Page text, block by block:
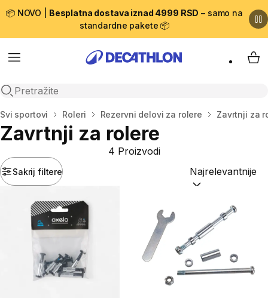
📦 NOVO | Besplatna dostava iznad 4999 RSD – samo na
standardne pakete 📦
Menu
Open search
My
Početna stranica
Svi sportovi Roleri Rezervni delovi za rolere Zavrtnji za
Zavrtnji za rolere
Sakrij filtere
4 Proizvodi
Sortiraj po: